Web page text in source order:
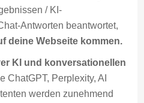
/ KI-
Antworten beantwortet,
deine Webseite kommen.
KI und konversationellen
ChatGPT, Perplexity, AI
werden zunehmend